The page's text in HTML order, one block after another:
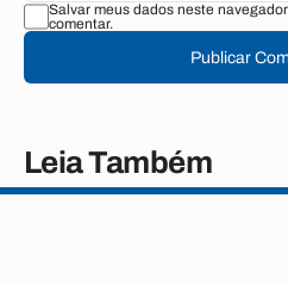
Salvar meus dados neste
comentar.
Publicar
Leia Também